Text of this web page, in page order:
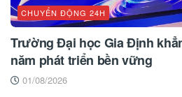
CHUYỂN ĐỘNG 24H
Trường Đại học Gia Định
năm phát triển bền vững
01/08/2026